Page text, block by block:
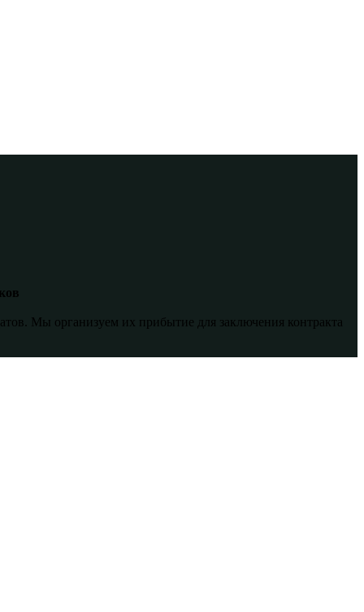
Мы организуем их прибытие для заключения контракта